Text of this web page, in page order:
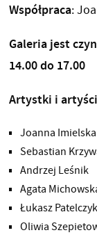
Współpraca:
Galeria jest
14.00 do 17.00
Artystki i artyści
Joanna Imielska
Sebastian
Andrzej Leśnik
Agata
Łukasz Patelczyk
Oliwia